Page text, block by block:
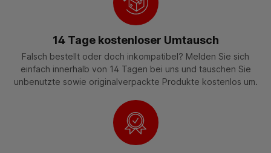
14 Tage kostenloser Umtausch
Falsch bestellt oder doch inkompatibel? Melden Sie sich
einfach innerhalb von 14 Tagen bei uns und tauschen Sie
unbenutzte sowie originalverpackte Produkte kostenlos um.